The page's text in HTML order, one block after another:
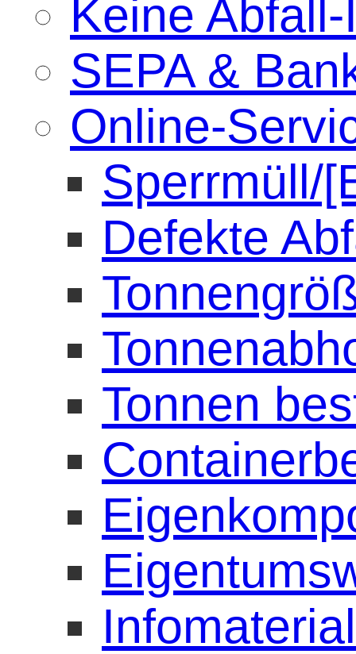
Keine
SEPA &
Online-
Sperrmüll/
Defekte
Tonnen